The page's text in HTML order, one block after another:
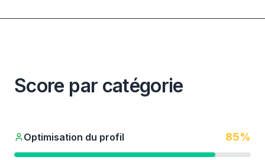
Score par catégorie
Optimisation du profil 85%